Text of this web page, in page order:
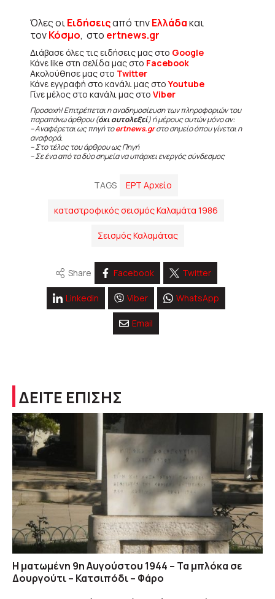
Όλες οιΕιδήσειςαπό τηνΕλλάδακαι
τονΚόσμο, στο ertnews.gr
Διάβασε όλες τις ειδήσεις μας στο Google
Κάνε like στη σελίδα μας στο Facebook
Ακολούθησε μας στο Twitter
Κάνε εγγραφή στο κανάλι μας στοYoutube
Γίνε μέλος στο κανάλι μας στο Viber
Προσοχή! Επιτρέπεται η αναδημοσίευση των πληροφοριών του
παραπάνω άρθρου (όχι αυτολεξεί) ή μέρους αυτών μόνο αν:
– Αναφέρεται ως πηγή τοertnews.grστο σημείο όπου γίνεται η
αναφορά.
– Στο τέλος του άρθρου ως Πηγή
– Σε ένα από τα δύο σημεία να υπάρχει ενεργός σύνδεσμος
TAGS ΕΡΤ Αρχείο
καταστροφικός σεισμός Καλαμάτα 1986
Σεισμός Καλαμάτας
Share Facebook Twitter
Linkedin Viber WhatsApp
Email
ΔΕΙΤΕ ΕΠΙΣΗΣ
Η ματωμένη 9η Αυγούστου 1944 – Τα μπλόκα σε
Δουργούτι – Κατσιπόδι – Φάρο